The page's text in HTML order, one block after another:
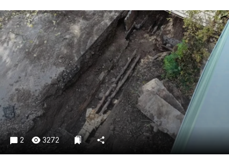
Авто и транспорт
Благоустройство
Криминал
Культура
Недвижимость и ЖКХ
Образование
Общество
Погода
Праздники
Происшествия
2 3272